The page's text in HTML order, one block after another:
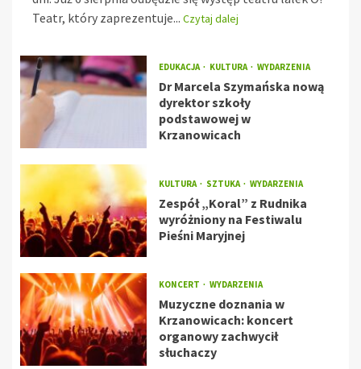
Teatr, który zaprezentuje... Czytaj dalej
EDUKACJA KULTURA WYDARZENIA
Dr Marcela Szymańska nową
dyrektor szkoły
podstawowej w
Krzanowicach
KULTURA SZTUKA WYDARZENIA
Zespół „Koral” z Rudnika
wyróżniony na Festiwalu
Pieśni Maryjnej
KONCERT WYDARZENIA
Muzyczne doznania w
Krzanowicach: koncert
organowy zachwycił
słuchaczy